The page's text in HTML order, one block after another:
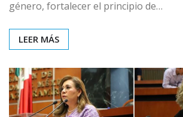
género, fortalecer el principio de…
LEER MÁS